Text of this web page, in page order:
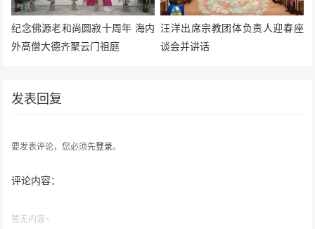
纪念佛源老和尚圆寂十周年 海内
外高僧大德齐聚云门祖庭
汪洋出席宗教团体负责人迎春座
谈会并讲话
发表回复
要发表评论，您必须先登录。
评论内容：
暂无内容~